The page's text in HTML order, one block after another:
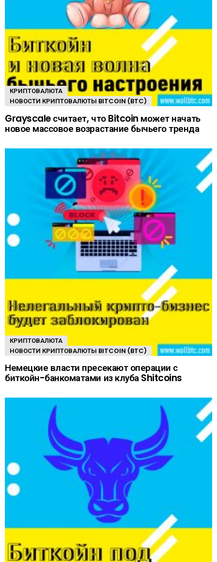
КРИПТОВАЛЮТА
НОВОСТИ КРИПТОВАЛЮТЫ BITCOIN (BTC)
Grayscale считает, что Bitcoin может начать
новое массовое возрастание бычьего тренда
КРИПТОВАЛЮТА
НОВОСТИ КРИПТОВАЛЮТЫ BITCOIN (BTC)
Немецкие власти пресекают операции с
биткойн-банкоматами из клуба Shitcoins